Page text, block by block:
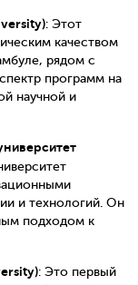
: Этот
качеством
рядом с
программ на
научной и
и технологий. Он
подходом к
: Это первый